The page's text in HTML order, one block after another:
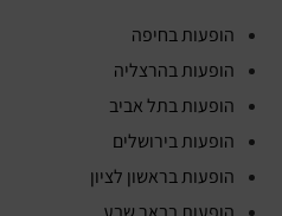
הופעות בחיפה
הופעות בהרצליה
הופעות בתל אביב
הופעות בירושלים
הופעות בראשון לציון